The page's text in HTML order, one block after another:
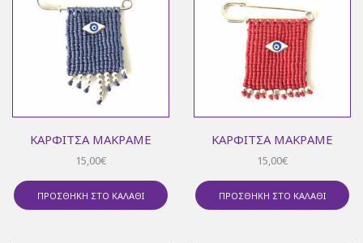
ΚΑΡΦΊΤΣΑ ΜΑΚΡΑΜΈ
15,00€
ΠΡΟΣΘΉΚΗ ΣΤΟ ΚΑΛΆΘΙ
ΚΑΡΦΊΤΣΑ ΜΑΚΡΑΜΈ
15,00€
ΠΡΟΣΘΉΚΗ ΣΤΟ ΚΑΛΆΘΙ